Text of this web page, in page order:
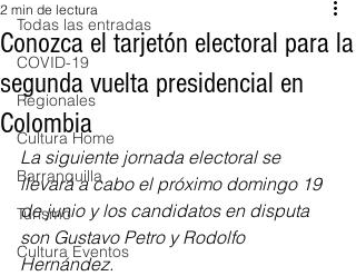
Todas las entradas
COVID-19
Regionales
Cultura Home
Barranquilla
Turismo
Cultura Eventos
Conozca el tarjetón electoral para la
segunda vuelta presidencial en
Colombia
2 min de lectura
La siguiente jornada electoral se
llevará a cabo el próximo domingo 19
de junio y los candidatos en disputa
son Gustavo Petro y Rodolfo
Hernández.